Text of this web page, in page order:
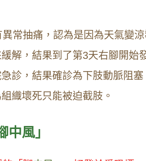
常抽痛，認為是因為天氣變
解，結果到了第3天右腳開始
診，結果確診為下肢動脈阻
織壞死只能被迫截肢。
風」